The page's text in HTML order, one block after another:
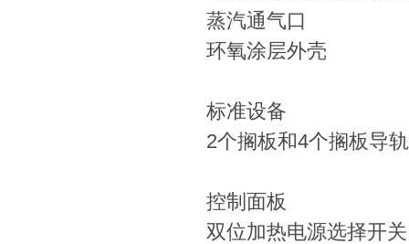
蒸汽通气口
环氧涂层外壳
标准设备
2个搁板和4个搁板导轨
控制面板
双位加热电源选择开关